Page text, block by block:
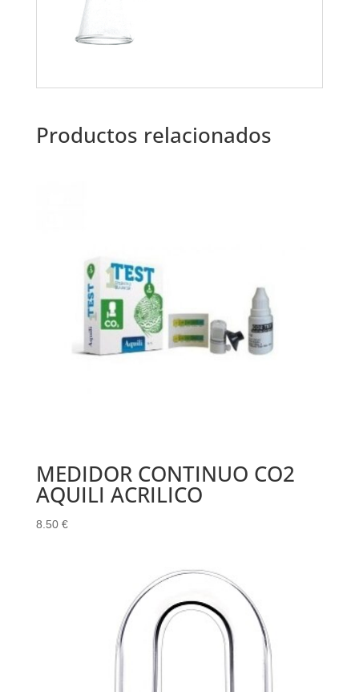
Productos relacionados
MEDIDOR CONTINUO CO2
AQUILI ACRILICO
8.50 €